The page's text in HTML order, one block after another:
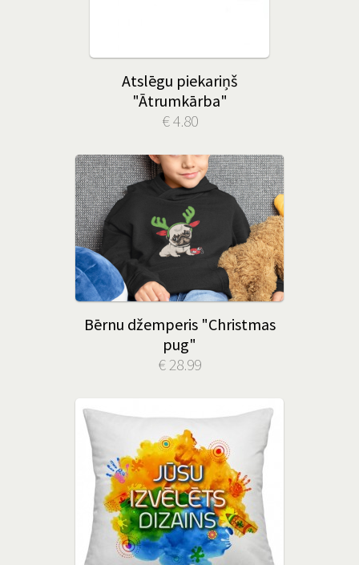
Atslēgu piekariņš
"Ātrumkārba"
€ 4.80
Bērnu džemperis "Christmas
pug"
€ 28.99